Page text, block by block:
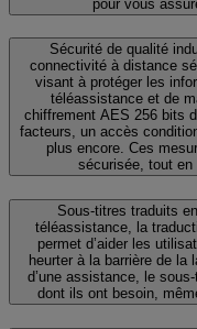
pour vous
Sécurité de qualité
connectivité à distance
visant à protéger les
téléassistance et de
chiffrement AES 256 bits
facteurs, un accès
plus encore. Ces
sécurisée, tout en
Sous-titres traduits
téléassistance, la
permet d’aider les
heurter à la barrière de la
d’une assistance, le
dont ils ont besoin,